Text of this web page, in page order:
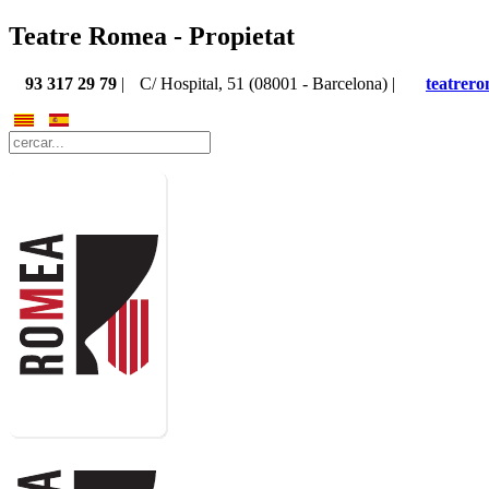
Teatre Romea - Propietat
93 317 29 79 | C/ Hospital, 51 (08001 - Barcelona) |